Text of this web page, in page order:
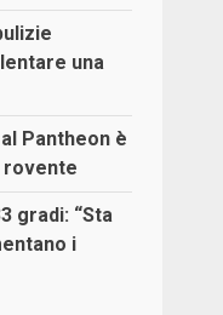
una
Pantheon è
rovente
gradi: “Sta
i